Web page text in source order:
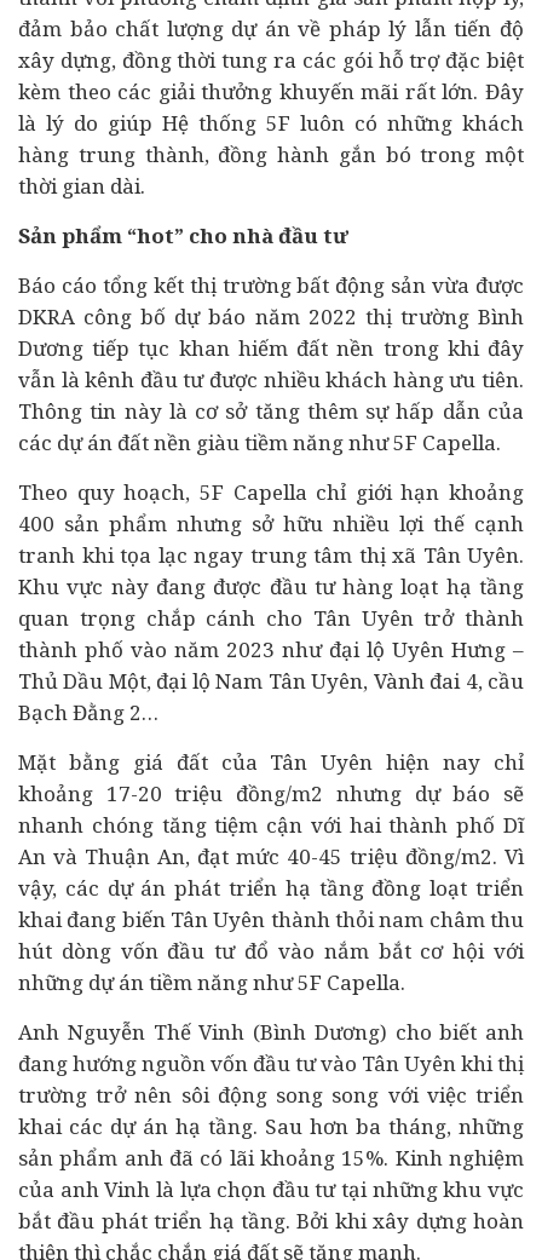
đảm bảo chất lượng dự án về pháp lý lẫn tiến độ
xây dựng, đồng thời tung ra các gói hỗ trợ đặc biệt
kèm theo các giải thưởng khuyến mãi rất lớn. Đây
là lý do giúp Hệ thống 5F luôn có những khách
hàng trung thành, đồng hành gắn bó trong một
thời gian dài.
Sản phẩm “hot” cho nhà đầu tư
Báo cáo tổng kết thị trường bất động sản vừa được
DKRA công bố dự báo năm 2022 thị trường Bình
Dương tiếp tục khan hiếm đất nền trong khi đây
vẫn là kênh đầu tư được nhiều khách hàng ưu tiên.
Thông tin này là cơ sở tăng thêm sự hấp dẫn của
các dự án đất nền giàu tiềm năng như 5F Capella.
Theo quy hoạch, 5F Capella chỉ giới hạn khoảng
400 sản phẩm nhưng sở hữu nhiều lợi thế cạnh
tranh khi tọa lạc ngay trung tâm thị xã Tân Uyên.
Khu vực này đang được đầu tư hàng loạt hạ tầng
quan trọng chắp cánh cho Tân Uyên trở thành
thành phố vào năm 2023 như đại lộ Uyên Hưng –
Thủ Dầu Một, đại lộ Nam Tân Uyên, Vành đai 4, cầu
Bạch Đằng 2…
Mặt bằng giá đất của Tân Uyên hiện nay chỉ
khoảng 17-20 triệu đồng/m2 nhưng dự báo sẽ
nhanh chóng tăng tiệm cận với hai thành phố Dĩ
An và Thuận An, đạt mức 40-45 triệu đồng/m2. Vì
vậy, các dự án phát triển hạ tầng đồng loạt triển
khai đang biến Tân Uyên thành thỏi nam châm thu
hút dòng vốn đầu tư đổ vào nắm bắt cơ hội với
những dự án tiềm năng như 5F Capella.
Anh Nguyễn Thế Vinh (Bình Dương) cho biết anh
đang hướng nguồn vốn đầu tư vào Tân Uyên khi thị
trường trở nên sôi động song song với việc triển
khai các dự án hạ tầng. Sau hơn ba tháng, những
sản phẩm anh đã có lãi khoảng 15%. Kinh nghiệm
của anh Vinh là lựa chọn đầu tư tại những khu vực
bắt đầu phát triển hạ tầng. Bởi khi xây dựng hoàn
thiện thì chắc chắn giá đất sẽ tăng mạnh.